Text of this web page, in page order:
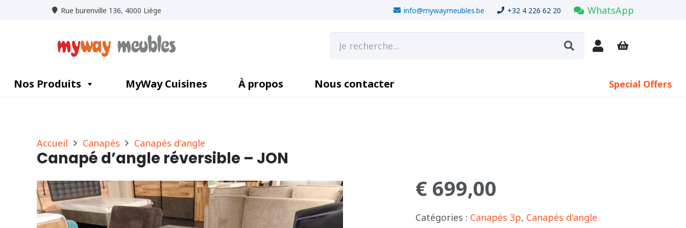
Rue burenville 136, 4000 Liège info@mywaymeubles.be +32 4 226 62 20 WhatsApp
Nos Produits MyWay Cuisines À propos Nous contacter Special Offers
Accueil Canapés Canapés d'angle
Canapé d’angle réversible – JON
€699,00
Catégories : Canapés 3p, Canapés d'angle